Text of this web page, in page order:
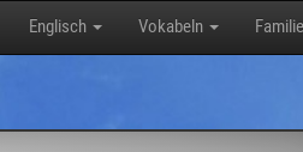
Englisch Vokabeln